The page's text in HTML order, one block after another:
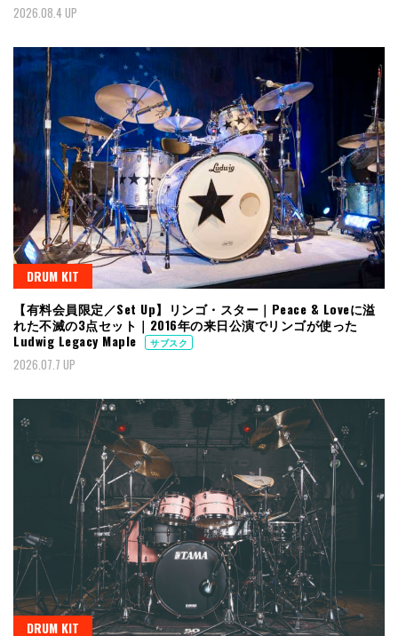
2026.08.4 UP
DRUM KIT
【有料会員限定／Set Up】リンゴ・スター｜Peace & Loveに溢
れた不滅の3点セット｜2016年の来日公演でリンゴが使った
Ludwig Legacy Maple
サブスク
2026.07.7 UP
DRUM KIT